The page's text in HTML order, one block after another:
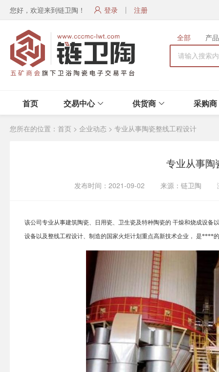
您好，欢迎来到链卫陶！ 登录 注册
全部 产品
首页 交易中心 供货商 采购商
您所在的位置： 首页 > 企业动态 > 专业从事陶瓷整线工程设计
专业从事陶
发布时间：2021-09-02 来源：链卫陶
该公司专业从事建筑陶瓷、日用瓷、卫生瓷及特种陶瓷的 干燥和烧成设
设备以及整线工程设计、制造的国家火炬计划重点高新技术企业， 是****